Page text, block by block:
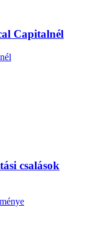
Capitalnél
csalások